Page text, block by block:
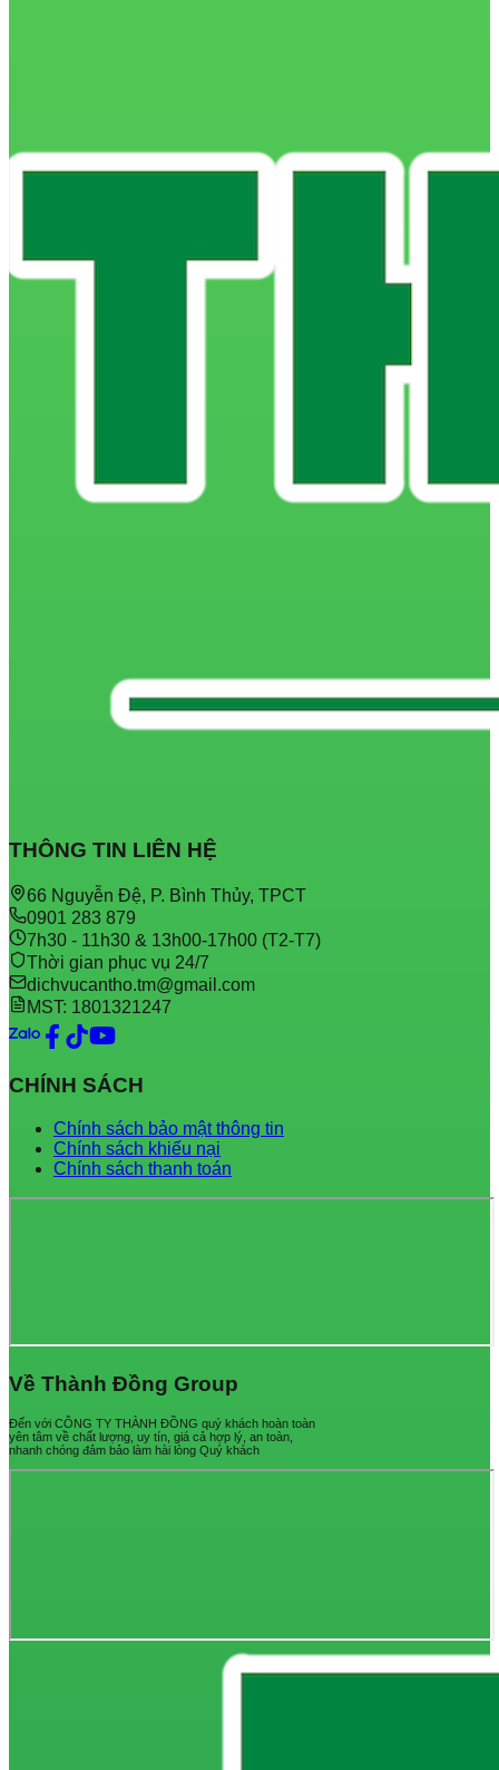
THÔNG TIN LIÊN HỆ
66 Nguyễn Đệ, P. Bình Thủy, TPCT
0901 283 879
7h30 - 11h30 & 13h00-17h00 (T2-T7)
Thời gian phục vụ 24/7
dichvucantho.tm@gmail.com
MST: 1801321247
CHÍNH SÁCH
Chính sách bảo mật thông tin
Chính sách khiếu nại
Chính sách thanh toán
Về Thành Đồng Group
Đến với CÔNG TY THÀNH ĐỒNG quý khách hoàn toàn
yên tâm về chất lượng, uy tín, giá cả hợp lý, an toàn,
nhanh chóng đảm bảo làm hài lòng Quý khách